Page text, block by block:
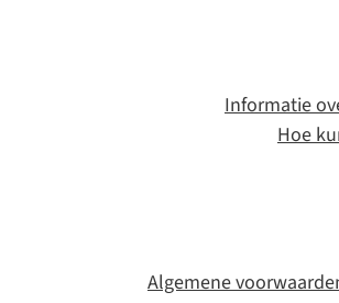
Informatie
Hoe
Algemene